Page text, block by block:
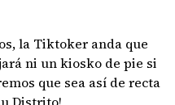
la Tiktoker anda que
ni un kiosko de pie si
que sea así de recta